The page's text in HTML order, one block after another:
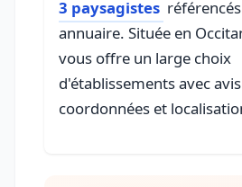
3 paysagistes
annuaire. Située en
vous offre un large choix
d'établissements avec
coordonnées et